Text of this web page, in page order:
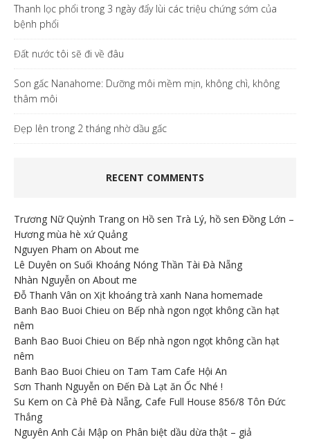
Thanh lọc phổi trong 3 ngày đẩy lùi các triệu chứng sớm của
bệnh phổi
Đất nước tôi sẽ đi về đâu
Son gấc Nanahome: Dưỡng môi mềm mịn, không chì, không
thâm môi
Đẹp lên trong 2 tháng nhờ dầu gấc
RECENT COMMENTS
Trương Nữ Quỳnh Trang on Hồ sen Trà Lý, hồ sen Đồng Lớn –
Hương mùa hè xứ Quảng
Nguyen Pham on About me
Lê Duyên on Suối Khoáng Nóng Thần Tài Đà Nẵng
Nhàn Nguyễn on About me
Đỗ Thanh Vân on Xịt khoáng trà xanh Nana homemade
Banh Bao Buoi Chieu on Bếp nhà ngon ngọt không cần hạt
nêm
Banh Bao Buoi Chieu on Bếp nhà ngon ngọt không cần hạt
nêm
Banh Bao Buoi Chieu on Tam Tam Cafe Hội An
Sơn Thanh Nguyễn on Đến Đà Lạt ăn Ốc Nhé !
Su Kem on Cà Phê Đà Nẵng, Cafe Full House 856/8 Tôn Đức
Thắng
Nguyên Anh Cải Mập on Phân biệt dầu dừa thật – giả